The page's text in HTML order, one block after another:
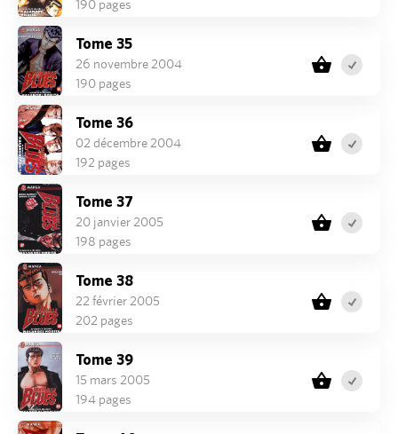
190 pages
Tome 35
26 novembre 2004
190 pages
Tome 36
02 décembre 2004
192 pages
Tome 37
20 janvier 2005
198 pages
Tome 38
22 février 2005
202 pages
Tome 39
15 mars 2005
194 pages